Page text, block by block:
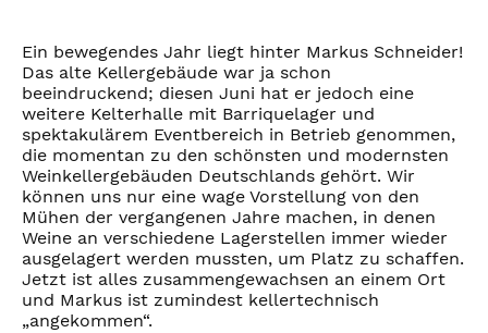
Ein bewegendes Jahr liegt hinter Markus Schneider!
Das alte Kellergebäude war ja schon
beeindruckend; diesen Juni hat er jedoch eine
weitere Kelterhalle mit Barriquelager und
spektakulärem Eventbereich in Betrieb genommen,
die momentan zu den schönsten und modernsten
Weinkellergebäuden Deutschlands gehört. Wir
können uns nur eine wage Vorstellung von den
Mühen der vergangenen Jahre machen, in denen
Weine an verschiedene Lagerstellen immer wieder
ausgelagert werden mussten, um Platz zu schaffen.
Jetzt ist alles zusammengewachsen an einem Ort
und Markus ist zumindest kellertechnisch
„angekommen“.